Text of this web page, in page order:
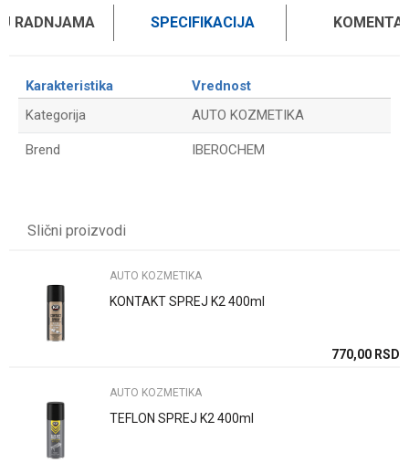
RADNJAMA SPECIFIKACIJA
Karakteristika
Vrednost
Kategorija
AUTO KOZMETIKA
Brend IBEROCHEM
Poruka
Anti-spam zaštita - izračunajte koliko je 6 - 1 :
Slični proizvodi
AUTO KOZMETIKA
KONTAKT SPREJ K2 400ml
770,00 RSD
AUTO KOZMETIKA
TEFLON SPREJ K2 400ml